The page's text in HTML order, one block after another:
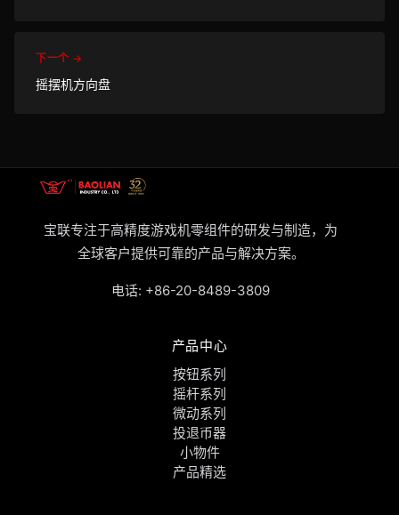
下一个 →
摇摆机方向盘
宝联专注于高精度游戏机零组件的研发与制造，为
全球客户提供可靠的产品与解决方案。
电话: +86-20-8489-3809
产品中心
按钮系列
摇杆系列
微动系列
投退币器
小物件
产品精选